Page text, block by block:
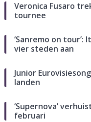
Veronica Fusaro
tournee
‘Sanremo on
vier steden aan
Junior
landen
‘Supernova’
februari